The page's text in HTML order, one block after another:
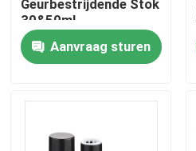
Producten
Over ons
Geurbestrijdende Stok
30&50ml
Aanvraag sturen